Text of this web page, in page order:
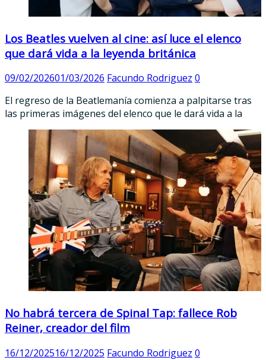
Los Beatles vuelven al cine: así luce el elenco
que dará vida a la leyenda británica
09/02/202601/03/2026 Facundo Rodriguez 0
El regreso de la Beatlemanía comienza a palpitarse tras
las primeras imágenes del elenco que le dará vida a la
No habrá tercera de Spinal Tap: fallece Rob
Reiner, creador del film
16/12/202516/12/2025 Facundo Rodriguez 0